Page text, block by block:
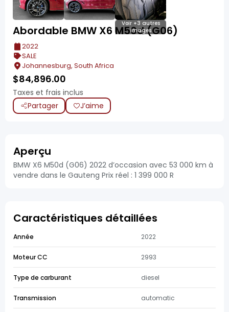
Voir +3 autres
images
Abordable BMW X6 M50d (G06)
2022
SALE
Johannesburg, South Africa
$84,896.00
Taxes et frais inclus
Partager
J’aime
Aperçu
BMW X6 M50d (G06) 2022 d’occasion avec 53 000 km à
vendre dans le Gauteng Prix réel : 1 399 000 R
Caractéristiques détaillées
Année 2022
Moteur CC 2993
Type de carburant diesel
Transmission automatic